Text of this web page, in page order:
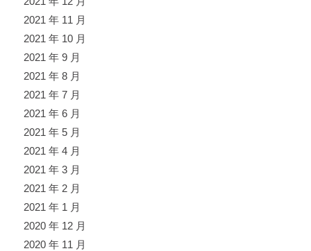
2021 年 11 月
2021 年 10 月
2021 年 9 月
2021 年 8 月
2021 年 7 月
2021 年 6 月
2021 年 5 月
2021 年 4 月
2021 年 3 月
2021 年 2 月
2021 年 1 月
2020 年 12 月
2020 年 11 月